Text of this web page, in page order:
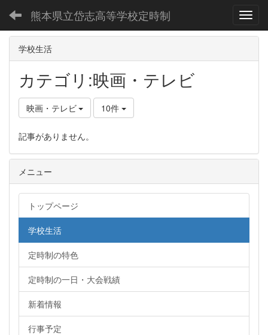
熊本県立岱志高等学校定時制
学校生活
カテゴリ:映画・テレビ
映画・テレビ 10件
記事がありません。
メニュー
トップページ
学校生活
定時制の特色
定時制の一日・大会戦績
新着情報
行事予定